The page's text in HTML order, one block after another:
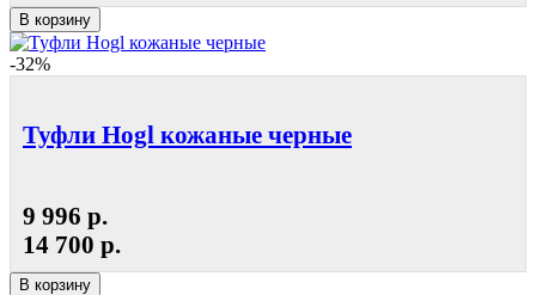
В корзину
-32%
Туфли Hogl кожаные черные
9 996 р.
14 700 р.
В корзину